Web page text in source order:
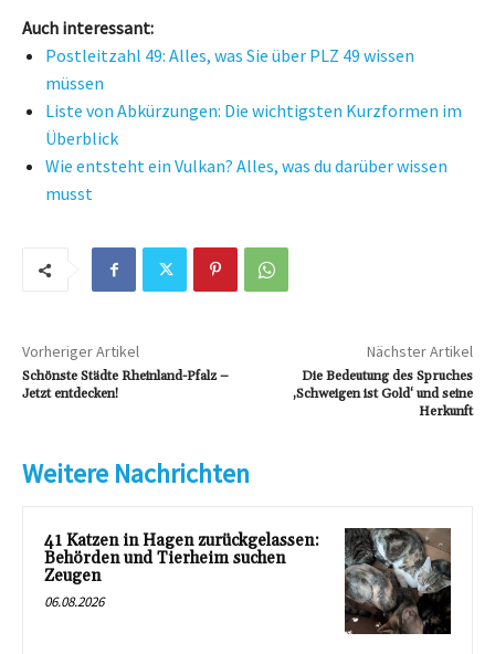
Auch interessant:
Postleitzahl 49: Alles, was Sie über PLZ 49 wissen
müssen
Liste von Abkürzungen: Die wichtigsten Kurzformen im
Überblick
Wie entsteht ein Vulkan? Alles, was du darüber wissen
musst
Vorheriger Artikel
Schönste Städte Rheinland-Pfalz –
Jetzt entdecken!
Nächster Artikel
Die Bedeutung des Spruches
‚Schweigen ist Gold‘ und seine
Herkunft
Weitere Nachrichten
41 Katzen in Hagen zurückgelassen:
Behörden und Tierheim suchen
Zeugen
06.08.2026